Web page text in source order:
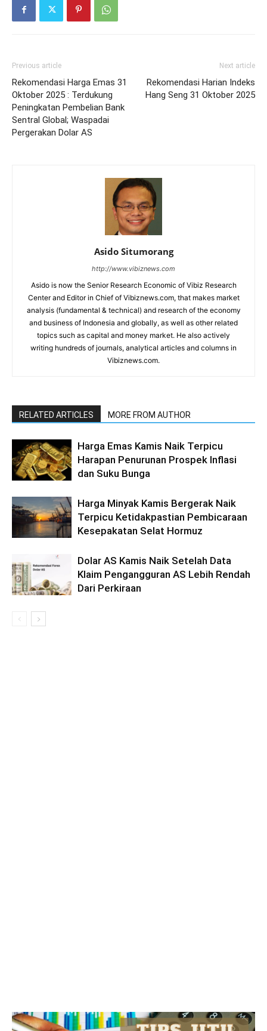
Previous article
Rekomendasi Harga Emas 31
Oktober 2025 : Terdukung
Peningkatan Pembelian Bank
Sentral Global; Waspadai
Pergerakan Dolar AS
Next article
Rekomendasi Harian Indeks
Hang Seng 31 Oktober 2025
Asido Situmorang
http://www.vibiznews.com
Asido is now the Senior Research Economic of Vibiz Research
Center and Editor in Chief of Vibiznews.com, that makes market
analysis (fundamental & technical) and research of the economy
and business of Indonesia and globally, as well as other related
topics such as capital and money market. He also actively
writing hundreds of journals, analytical articles and columns in
Vibiznews.com.
RELATED ARTICLES MORE FROM AUTHOR
Harga Emas Kamis Naik Terpicu
Harapan Penurunan Prospek Inflasi
dan Suku Bunga
Harga Minyak Kamis Bergerak Naik
Terpicu Ketidakpastian Pembicaraan
Kesepakatan Selat Hormuz
Dolar AS Kamis Naik Setelah Data
Klaim Pengangguran AS Lebih Rendah
Dari Perkiraan